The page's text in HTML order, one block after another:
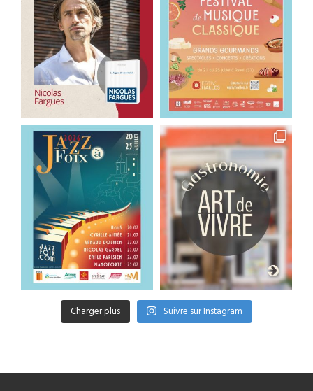
Charger plus Suivre sur Instagram